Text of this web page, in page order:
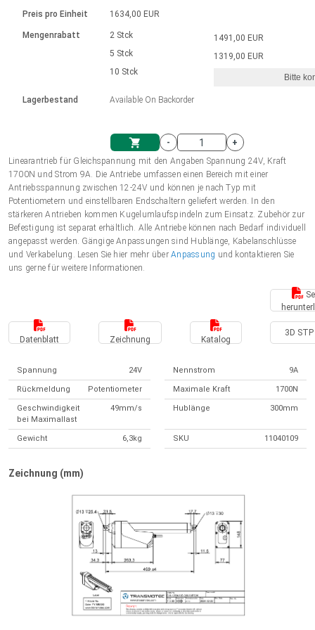
Einheitssystem
Einkaufswagen
Hubmagnete
230 - 50 Hz | 110 - 60 Hz
Drehzahlregelung für die AIS-Serie
Bürstenlose Gleichstrommotoren
mit Planetengetriebe und internem
Ø 28-42| 1-1400 rpm | <= 290Ncm
Bürstenlose DC Motor Controller
Gleichstrommotoren mit
Schneckengetriebe und Bürsten
Ø43-124mm | 31-425rpm | ≤ 41Nm
Treiber für Gleichstrommotoren mit
Synchron-Asynchron | für 1-4 Elektrozylinder
Synchron-Asynchron | für 1-4 Elektrozylinder
Français (EUR)
Polski (EUR)
Norsk (NOK)
Suomi (EUR)
Preis pro Einheit
Mengenrabatt
Lagerbestand
1634,00 EUR
2 Stck
5 Stck
10 Stck
Available On Backorder
1491,00 EUR
1319,00 EUR
Bitte
-
+
Linearantrieb für Gleichspannung mit den Angaben Spannung 24V, Kraft
1700N und Strom 9A. Die Antriebe umfassen einen Bereich mit einer
Antriebsspannung zwischen 12-24V und können je nach Typ mit
Potentiometern und einstellbaren Endschaltern geliefert werden. In den
stärkeren Antrieben kommen Kugelumlaufspindeln zum Einsatz. Zubehör zur
Befestigung ist separat erhältlich. Alle Antriebe können nach Bedarf individuell
angepasst werden. Gängige Anpassungen sind Hublänge, Kabelanschlüsse
und Verkabelung. Lesen Sie hier mehr überAnpassung und kontaktieren Sie
uns gerne für weitere Informationen.
Datenblatt Zeichnung Katalog
3D STP
Spannung 24V Nennstrom 9A
Rückmeldung Potentiometer Maximale Kraft 1700N
Geschwindigkeit
bei Maximallast
49mm/s Hublänge 300mm
Gewicht 6,3kg SKU 11040109
Zeichnung (mm)